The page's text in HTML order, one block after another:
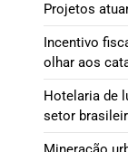
Projetos
Incentivo
olhar aos
Hotelaria de
setor